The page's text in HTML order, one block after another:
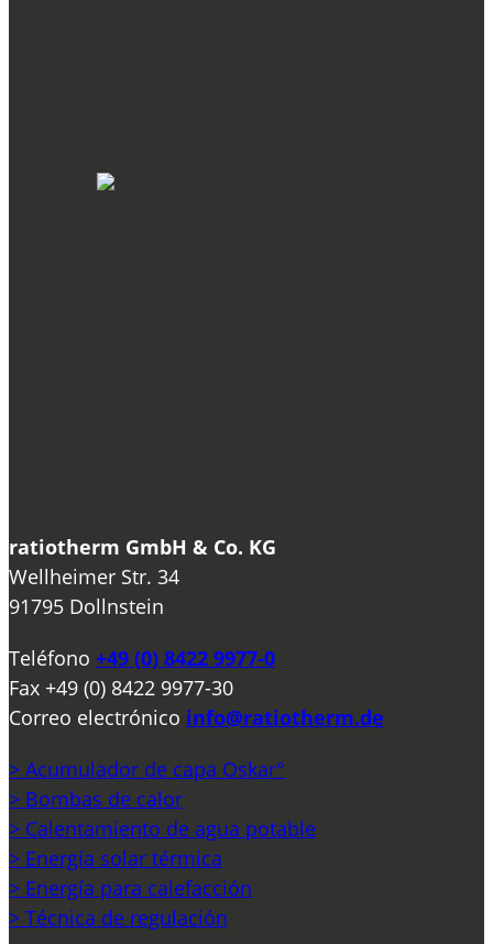
ratiotherm GmbH & Co. KG
Wellheimer Str. 34
91795 Dollnstein
Teléfono +49 (0) 8422 9977-0
Fax +49 (0) 8422 9977-30
Correo electrónico info@ratiotherm.de
> Acumulador de capa Oskar°
> Bombas de calor
> Calentamiento de agua potable
> Energía solar térmica
> Energía para calefacción
> Técnica de regulación